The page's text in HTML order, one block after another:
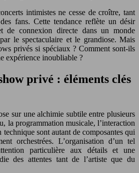
intimistes ne cesse de croître, tant
fans. Cette tendance reflète un désir
de connexion directe dans un monde
le spectaculaire et le grandiose. Mais
privés si spéciaux ? Comment sont-ils
expérience inoubliable ?
privé : éléments clés
sur une alchimie subtile entre plusieurs
la programmation musicale, l’interaction
sont autant de composantes qui
orchestrées. L’organisation d’un tel
particulière aux détails et une
des attentes tant de l’artiste que du